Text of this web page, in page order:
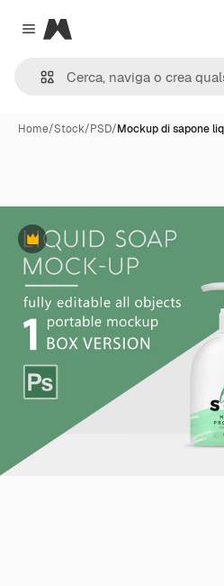
Close menu
Magnific
Home/Stock/PSD/Mockup di sapone
Premium